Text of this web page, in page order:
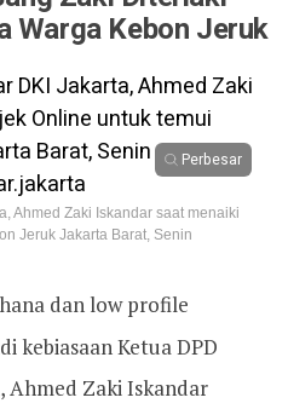
Warga Kebon Jeruk
Perbesar
Ahmed Zaki Iskandar saat menaiki
Jeruk Jakarta Barat, Senin
dan low profile
kebiasaan Ketua DPD
Ahmed Zaki Iskandar